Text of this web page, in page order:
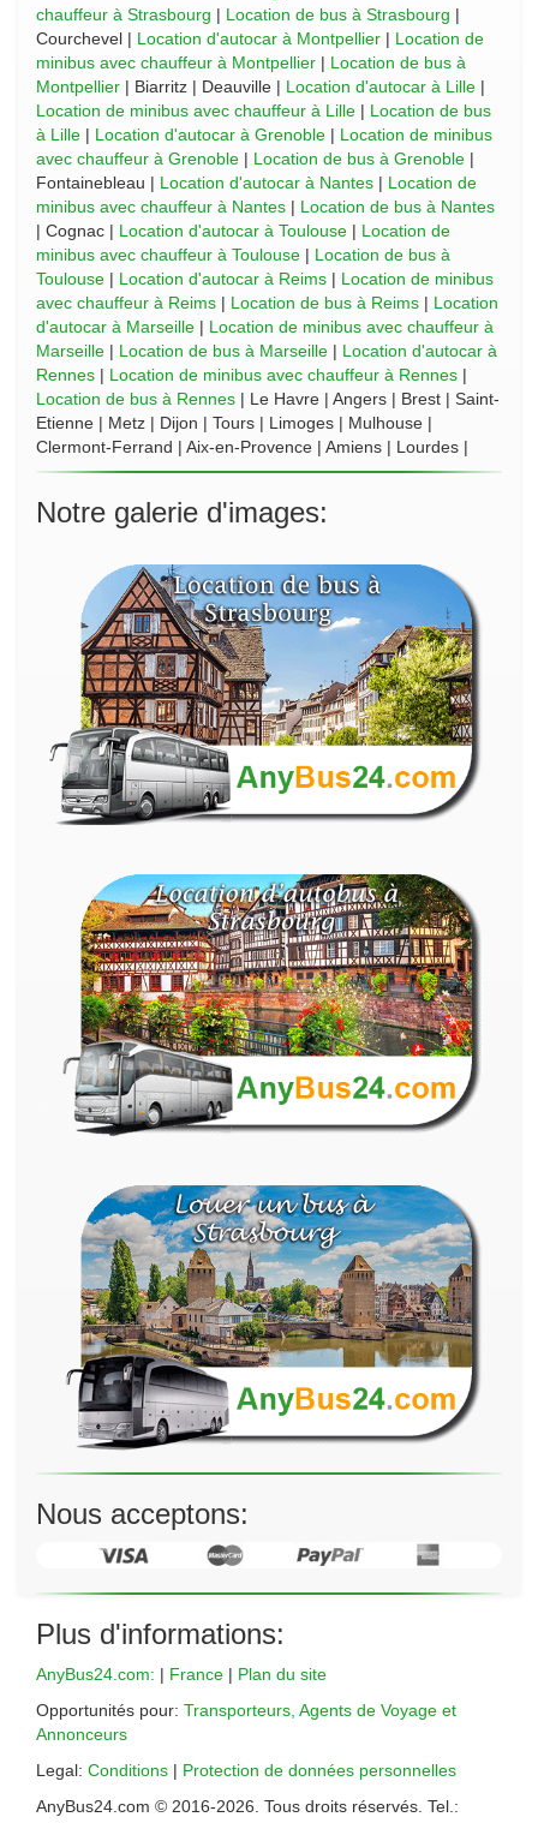
chauffeur à Strasbourg | Location de bus à Strasbourg |
Courchevel | Location d'autocar à Montpellier | Location de
minibus avec chauffeur à Montpellier | Location de bus à
Montpellier | Biarritz | Deauville | Location d'autocar à Lille |
Location de minibus avec chauffeur à Lille | Location de bus
à Lille | Location d'autocar à Grenoble | Location de minibus
avec chauffeur à Grenoble | Location de bus à Grenoble |
Fontainebleau | Location d'autocar à Nantes | Location de
minibus avec chauffeur à Nantes | Location de bus à Nantes
| Cognac | Location d'autocar à Toulouse | Location de
minibus avec chauffeur à Toulouse | Location de bus à
Toulouse | Location d'autocar à Reims | Location de minibus
avec chauffeur à Reims | Location de bus à Reims | Location
d'autocar à Marseille | Location de minibus avec chauffeur à
Marseille | Location de bus à Marseille | Location d'autocar à
Rennes | Location de minibus avec chauffeur à Rennes |
Location de bus à Rennes | Le Havre | Angers | Brest | Saint-
Etienne | Metz | Dijon | Tours | Limoges | Mulhouse |
Clermont-Ferrand | Aix-en-Provence | Amiens | Lourdes |
Notre galerie d'images:
Nous acceptons:
Plus d'informations:
AnyBus24.com: | France | Plan du site
Opportunités pour: Transporteurs, Agents de Voyage et
Annonceurs
Legal: Conditions | Protection de données personnelles
AnyBus24.com © 2016-2026 . Tous droits réservés. Tel.: